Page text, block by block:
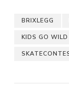
BRIXLEGG
KIDS GO WILD